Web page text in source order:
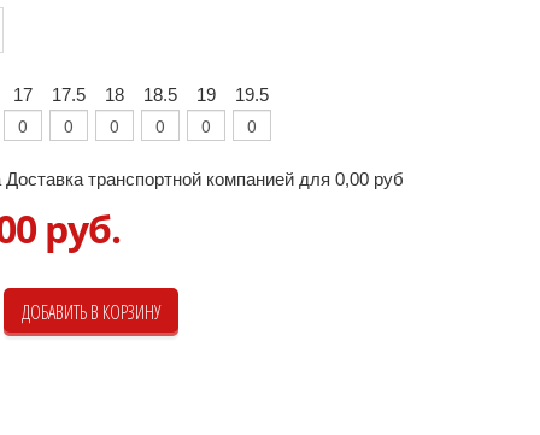
17 17.5 18 18.5 19 19.5
Доставка транспортной компанией для 0,00 руб
руб.